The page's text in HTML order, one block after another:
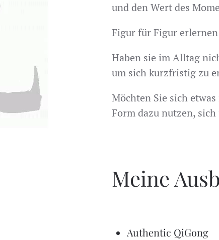
und den Wert des
Figur für Figur
Haben sie im Alltag
um sich kurzfristig zu
Möchten Sie sich
Form dazu nutzen,
Meine
Authentic QiGong